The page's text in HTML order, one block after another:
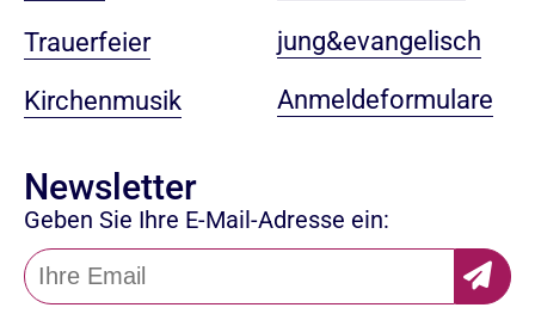
Trauerfeier
Kirchenmusik
jung&evangelisch
Anmeldeformulare
Newsletter
Geben Sie Ihre E-Mail-Adresse ein: